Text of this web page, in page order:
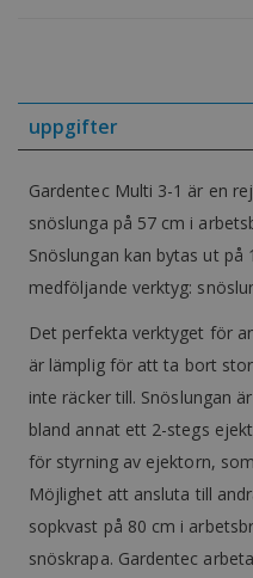
uppgifter
Gardentec Multi 3-1 är en
snöslunga på 57 cm i
Snöslungan kan bytas ut
medföljande verktyg:
Det perfekta verktyget för
är lämplig för att ta bort
inte räcker till. Snöslungan
bland annat ett 2-stegs
för styrning av ejektorn,
Möjlighet att ansluta till
sopkvast på 80 cm i
snöskrapa. Gardentec